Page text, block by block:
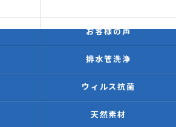
お客様の声
排水管洗浄
ウィルス抗菌
天然素材